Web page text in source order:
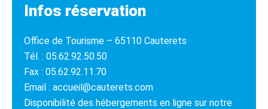
Infos réservation
Office de Tourisme – 65110 Cauterets
Tél. : 05.62.92.50.50
Fax : 05.62.92.11.70
Email : accueil@cauterets.com
Disponibilité des hébergements en ligne sur notre